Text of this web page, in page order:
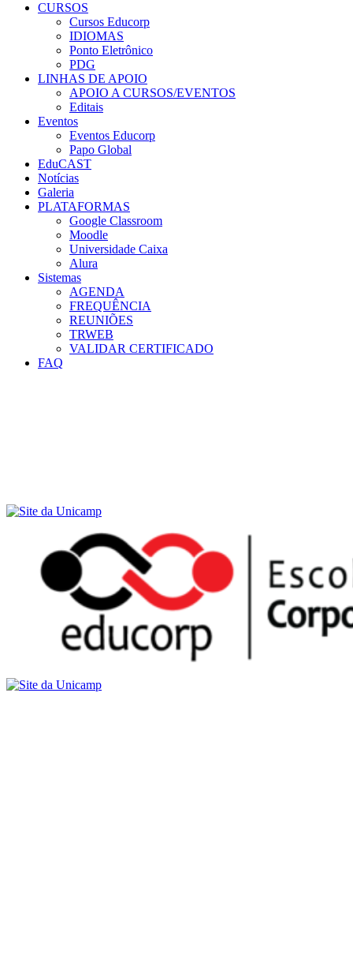
CURSOS
Cursos Educorp
IDIOMAS
Ponto Eletrônico
PDG
LINHAS DE APOIO
APOIO A CURSOS/EVENTOS
Editais
Eventos
Eventos Educorp
Papo Global
EduCAST
Notícias
Galeria
PLATAFORMAS
Google Classroom
Moodle
Universidade Caixa
Alura
Sistemas
AGENDA
FREQUÊNCIA
REUNIÕES
TRWEB
VALIDAR CERTIFICADO
FAQ